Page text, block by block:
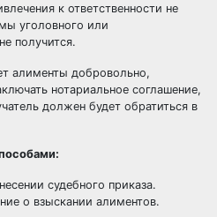
к ответственности не
уголовного или
получится.
алименты добровольно,
нотариальное соглашение,
должен будет обратиться в
судебного приказа.
о взыскании алиментов.